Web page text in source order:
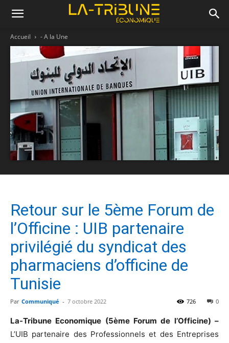
Accueil - A la Une
Retour sur le 5ème Forum de
l’Officine : UIB partenaire
privilégié du syndicat des
pharmaciens d’officine de
Tunisie
Par Communiqué - 7 octobre 2022 0
726
La-Tribune Economique (5ème Forum de l’Officine) –
L’UIB partenaire des Professionnels et des Entreprises